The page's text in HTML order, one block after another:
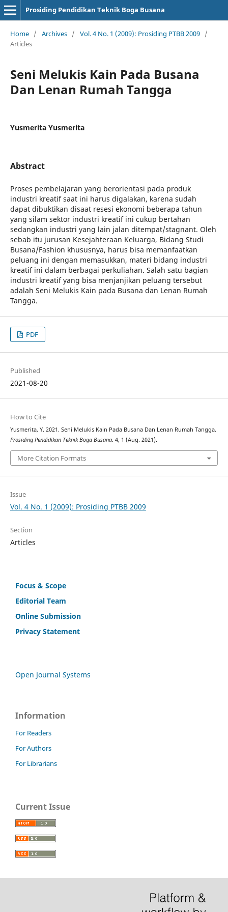
Prosiding Pendidikan Teknik Boga Busana
Home / Archives / Vol. 4 No. 1 (2009): Prosiding PTBB 2009 /
Articles
Seni Melukis Kain Pada Busana
Dan Lenan Rumah Tangga
Yusmerita Yusmerita
Abstract
Proses pembelajaran yang berorientasi pada produk
industri kreatif saat ini harus digalakan, karena sudah
dapat dibuktikan disaat resesi ekonomi beberapa tahun
yang silam sektor industri kreatif ini cukup bertahan
sedangkan industri yang lain jalan ditempat/stagnant. Oleh
sebab itu jurusan Kesejahteraan Keluarga, Bidang Studi
Busana/Fashion khususnya, harus bisa memanfaatkan
peluang ini dengan memasukkan, materi bidang industri
kreatif ini dalam berbagai perkuliahan. Salah satu bagian
industri kreatif yang bisa menjanjikan peluang tersebut
adalah Seni Melukis Kain pada Busana dan Lenan Rumah
Tangga.
PDF
Published
2021-08-20
How to Cite
Yusmerita, Y. 2021. Seni Melukis Kain Pada Busana Dan Lenan Rumah Tangga.
Prosiding Pendidikan Teknik Boga Busana. 4, 1 (Aug. 2021).
More Citation Formats
Issue
Vol. 4 No. 1 (2009): Prosiding PTBB 2009
Section
Articles
Focus & Scope
Editorial Team
Online Submission
Privacy Statement
Open Journal Systems
Information
For Readers
For Authors
For Librarians
Current Issue